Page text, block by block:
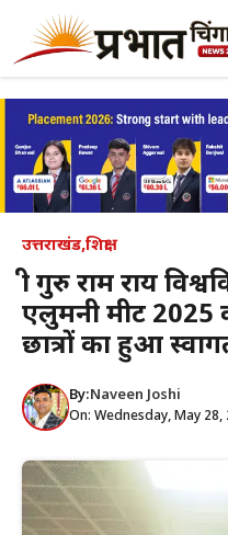
content
उत्तराखंड,शिक्षा
श्री गुरु राम राय
एलुमनी मीट
छात्रों का हुआ
By:Naveen Joshi
On: Wednesday, May 28,